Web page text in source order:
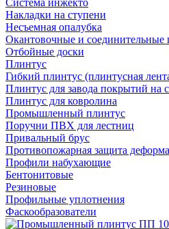
Система инжекто
Накладки на ступени
Несъемная опалубка
Окантовочные и соединительные
Отбойные доски
Плинтус
Гибкий плинтус (плинтусная
Плинтус для завода покрытий на
Плинтус для ковролина
Промышленный плинтус
Поручни ПВХ для лестниц
Привальный брус
Противопожарная защита
Профили набухающие
Бентонитовые
Резиновые
Профильные уплотнения
Фаскообразователи